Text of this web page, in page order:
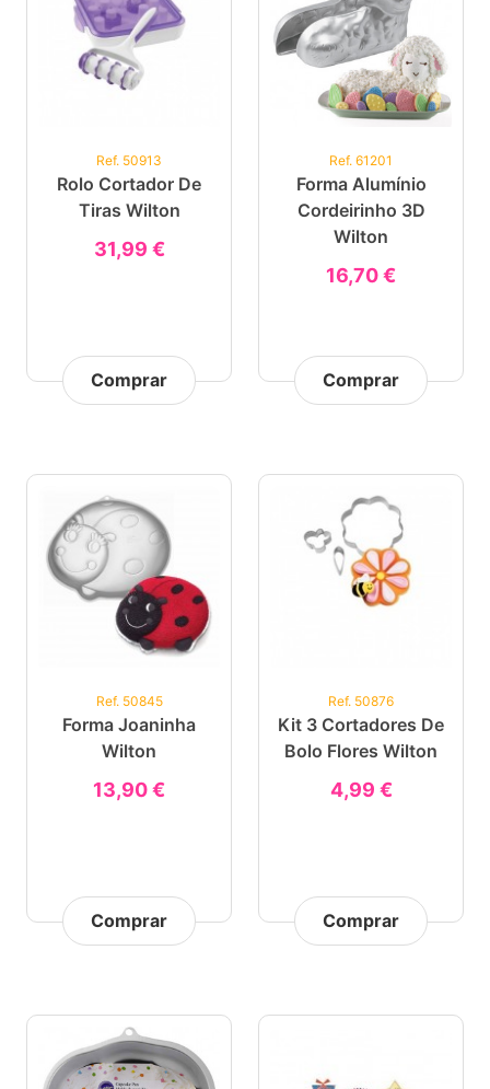
Ref. 50913
Rolo Cortador De
Tiras Wilton
31,99 €
Comprar
Ref. 61201
Forma Alumínio
Cordeirinho 3D
Wilton
16,70 €
Comprar
Ref. 50845
Forma Joaninha
Wilton
13,90 €
Comprar
Ref. 50876
Kit 3 Cortadores De
Bolo Flores Wilton
4,99 €
Comprar